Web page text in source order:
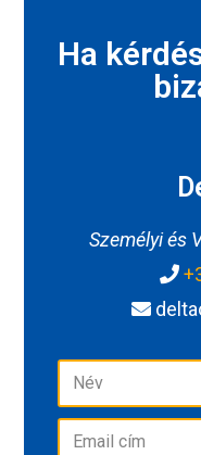
Ha
Személyi és